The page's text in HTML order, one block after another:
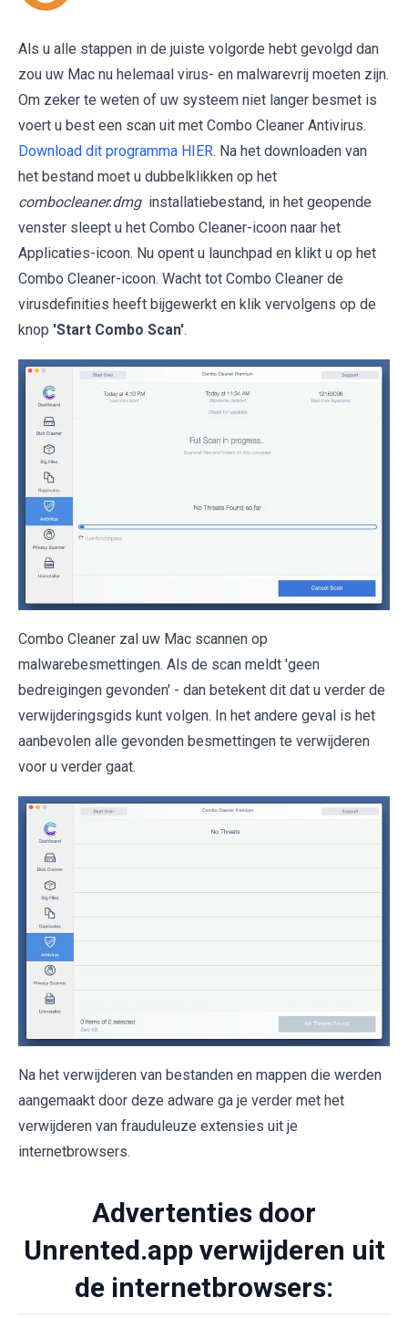
Als u alle stappen in de juiste volgorde hebt gevolgd dan
zou uw Mac nu helemaal virus- en malwarevrij moeten zijn.
Om zeker te weten of uw systeem niet langer besmet is
voert u best een scan uit met Combo Cleaner Antivirus.
Download dit programma HIER. Na het downloaden van
het bestand moet u dubbelklikken op het
combocleaner.dmg installatiebestand, in het geopende
venster sleept u het Combo Cleaner-icoon naar het
Applicaties-icoon. Nu opent u launchpad en klikt u op het
Combo Cleaner-icoon. Wacht tot Combo Cleaner de
virusdefinities heeft bijgewerkt en klik vervolgens op de
knop 'Start Combo Scan'.
Combo Cleaner zal uw Mac scannen op
malwarebesmettingen. Als de scan meldt 'geen
bedreigingen gevonden' - dan betekent dit dat u verder de
verwijderingsgids kunt volgen. In het andere geval is het
aanbevolen alle gevonden besmettingen te verwijderen
voor u verder gaat.
Na het verwijderen van bestanden en mappen die werden
aangemaakt door deze adware ga je verder met het
verwijderen van frauduleuze extensies uit je
internetbrowsers.
Advertenties door
Unrented.app verwijderen uit
de internetbrowsers: